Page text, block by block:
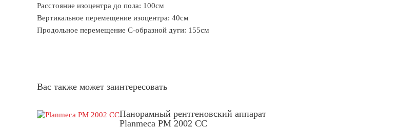
Расстояние изоцентра до пола: 100см
Вертикальное перемещение изоцентра: 40см
Продольное перемещение С-образной дуги: 155см
Вас также может заинтересовать
Панорамный рентгеновский аппарат
Planmeca PM 2002 СС